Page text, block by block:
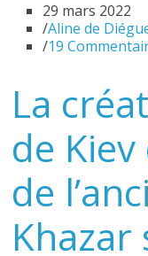
29 mars 2022
/Aline de
/19
La
de Kiev
de
Khazar